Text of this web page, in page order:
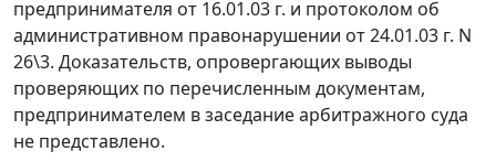
предпринимателя от 16.01.03 г. и протоколом об
административном правонарушении от 24.01.03 г. N
26\3. Доказательств, опровергающих выводы
проверяющих по перечисленным документам,
предпринимателем в заседание арбитражного суда
не представлено.